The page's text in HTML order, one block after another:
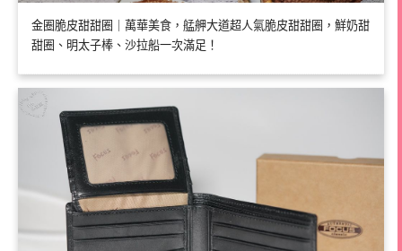
金圈脆皮甜甜圈｜萬華美食，艋舺大道超人氣脆皮甜甜圈，鮮奶甜
甜圈、明太子棒、沙拉船一次滿足！